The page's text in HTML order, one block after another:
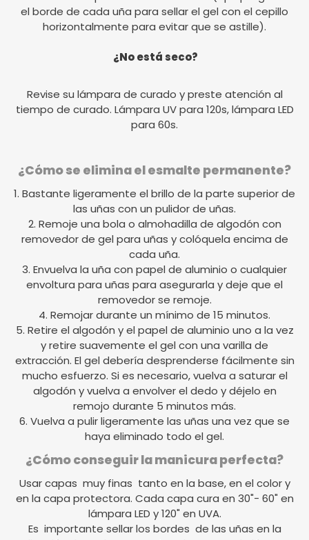
el borde de cada uña para sellar el gel con el cepillo
horizontalmente para evitar que se astille).
¿No está seco?
Revise su lámpara de curado y preste atención al
tiempo de curado. Lámpara UV para 120s, lámpara LED
para 60s.
¿Cómo se elimina el esmalte permanente?
1. Bastante ligeramente el brillo de la parte superior de
las uñas con un pulidor de uñas.
2. Remoje una bola o almohadilla de algodón con
removedor de gel para uñas y colóquela encima de
cada uña.
3. Envuelva la uña con papel de aluminio o cualquier
envoltura para uñas para asegurarla y deje que el
removedor se remoje.
4. Remojar durante un mínimo de 15 minutos.
5. Retire el algodón y el papel de aluminio uno a la vez
y retire suavemente el gel con una varilla de
extracción. El gel debería desprenderse fácilmente sin
mucho esfuerzo. Si es necesario, vuelva a saturar el
algodón y vuelva a envolver el dedo y déjelo en
remojo durante 5 minutos más.
6. Vuelva a pulir ligeramente las uñas una vez que se
haya eliminado todo el gel.
¿Cómo conseguir la manicura perfecta?
Usar capas muy finas tanto en la base, en el color y
en la capa protectora. Cada capa cura en 30"- 60" en
lámpara LED y 120" en UVA.
Es importante sellar los bordes de las uñas en la